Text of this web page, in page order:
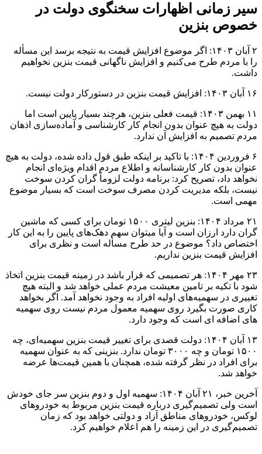
سیر زمانی اظهارات سخنگوی دولت در
خصوص بنزین
۲ آبان ۱۴۰۳: اگر موضوع افزایش قیمت به نتیجه برسد این مسأله
را با مردم طرح می‌کنیم و افزایش ناگهانی قیمت بنزین نخواهیم
داشت.
۱۶ آبان ۱۴۰۳: افزایش قیمت بنزین در دستورکار دولت نیست.
۱۱ بهمن ۱۴۰۳: قیمت فعلی بنزین، هرچند بسیار پایین است اما
دولت به هیچ عنوان بدون انجام کار کارشناسی و آماده‌سازی اذهان
مردم تصمیم به افزایش آن ندارد.
۶ فروردین ۱۴۰۴: با تاکید بر اینکه طبق قول داده شده، دولت به هیچ
عنوان بدون کار کارشناسانه و اطلاع مردم اقدام ویژه‌ای انجام
نخواهد داد، تصریح کرد: برنامه دولت لزوماً گران کردن سوخت
نیست، بلکه مدیریت کردن مصرف سوخت است که بسیار موضوع
مهمی است.
۲۱ مرداد ۱۴۰۴: بنزین لیتری ۱۵۰۰ تومان برای کسی که ماشین
گران دارد ارزان است و آیا میتوان سهم دهک‌های پایین را به این کار
اختصاص داد؟ موضوع در حد طرح مسأله است و نظری برای
افزایش قیمت بنزین نداریم.
۲۳ مهر ۱۴۰۴: هر تصمیمی که قرار باشد در زمینه قیمت بنزین اتخاذ
شود با تکیه بر تامین معیشت مردم عملی خواهد شد و البته هیچ
تغییری در سهمیه‌های اولیه افراد به وجود نخواهد آمد. اگر بخواهد
کاری صورت بگیرد روی سهمیه معمول مردم نیست روی سهمیه
های اضافه ای است که وجود دارد.
۱۳ آبان ۱۴۰۴: دولت قصدی برای تغییر قیمت بنزین سهمیه‌ای، چه
۱۵۰۰ تومان و چه ۳۰۰۰ تومان ندارد. بنزینی که به عنوان سهمیه
برای افراد در نظر گرفته شده، همچنان با همین قیمت‌ها عرضه
خواهد شد.
آخرین خبر، ۲۱ آبان ۱۴۰۴: سهمیه اول و دوم بنزین سر جای خودش
است ولی تصمیم‌گیری درباره قیمت بنزین مربوط به خودروهای
لوکس، خودروهای مناطق آزاد و دولتی خواهد بود که زمان
تصمیم‌گیری در این زمینه را هم اعلام خواهیم کرد.